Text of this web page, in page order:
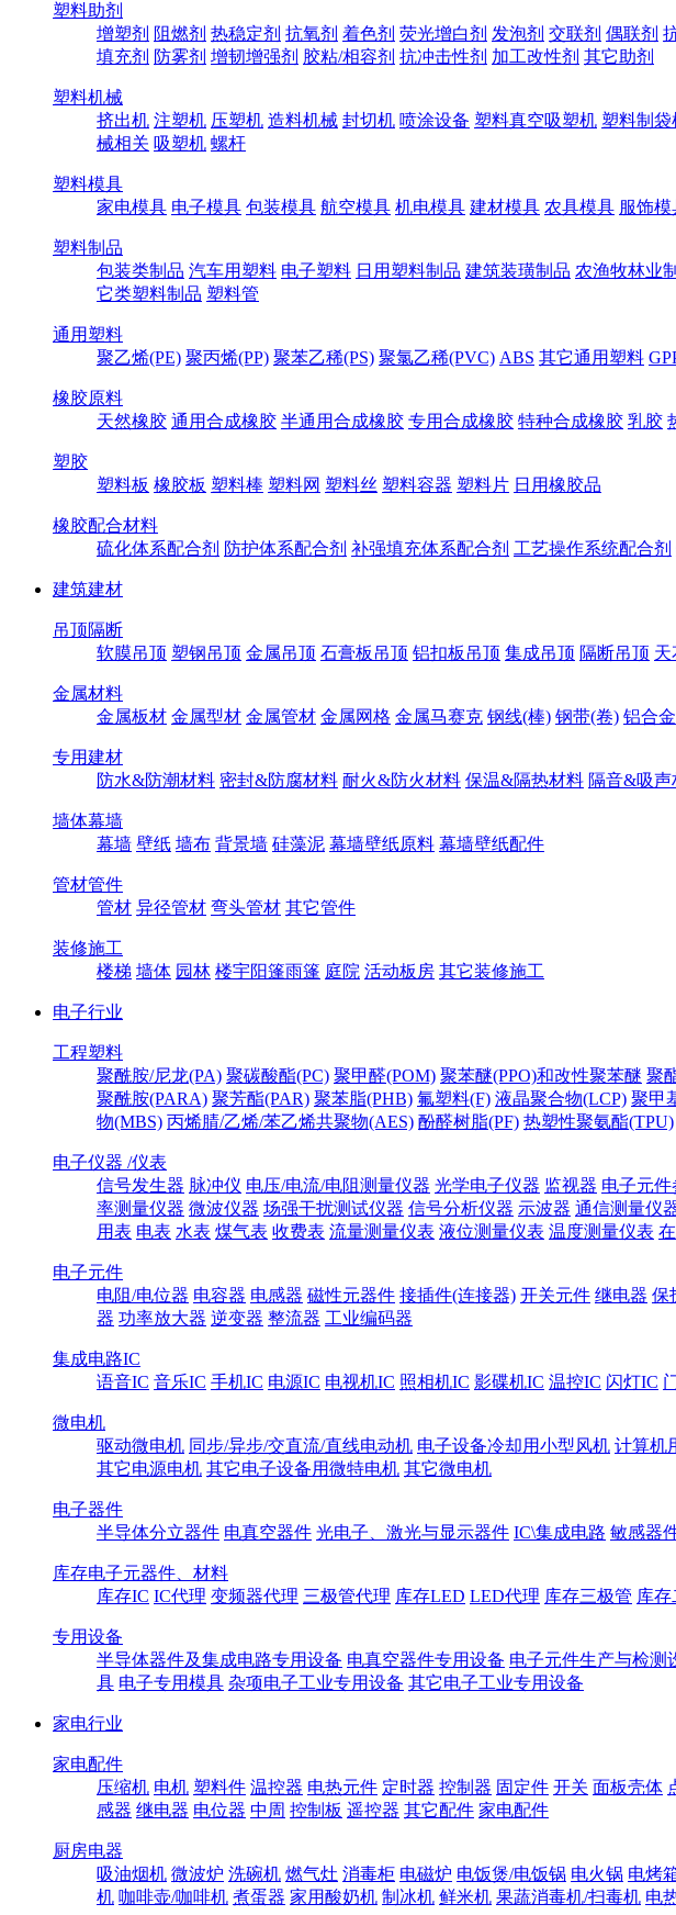
塑料助剂
增塑剂 阻燃剂 热稳定剂 抗氧剂 着色剂 荧光增白剂 发泡剂 交联剂 偶联剂
填充剂 防雾剂 增韧增强剂 胶粘/相容剂 抗冲击性剂 加工改性剂 其它助剂
塑料机械
挤出机 注塑机 压塑机 造料机械 封切机 喷涂设备 塑料真空吸塑机 塑料制袋
械相关 吸塑机 螺杆
塑料模具
家电模具 电子模具 包装模具 航空模具 机电模具 建材模具 农具模具 服饰模
塑料制品
包装类制品 汽车用塑料 电子塑料 日用塑料制品 建筑装璜制品 农渔牧林业
它类塑料制品 塑料管
通用塑料
聚乙烯(PE) 聚丙烯(PP) 聚苯乙稀(PS) 聚氯乙稀(PVC) ABS 其它通用塑料
橡胶原料
天然橡胶 通用合成橡胶 半通用合成橡胶 专用合成橡胶 特种合成橡胶 乳胶
塑胶
塑料板 橡胶板 塑料棒 塑料网 塑料丝 塑料容器 塑料片 日用橡胶品
橡胶配合材料
硫化体系配合剂 防护体系配合剂 补强填充体系配合剂 工艺操作系统配合剂
建筑建材
吊顶隔断
软膜吊顶 塑钢吊顶 金属吊顶 石膏板吊顶 铝扣板吊顶 集成吊顶 隔断吊顶 天
金属材料
金属板材 金属型材 金属管材 金属网格 金属马赛克 钢线(棒) 钢带(卷) 铝合金
专用建材
防水&防潮材料 密封&防腐材料 耐火&防火材料 保温&隔热材料 隔音&吸声
墙体幕墙
幕墙 壁纸 墙布 背景墙 硅藻泥 幕墙壁纸原料 幕墙壁纸配件
管材管件
管材 异径管材 弯头管材 其它管件
装修施工
楼梯 墙体 园林 楼宇阳篷雨篷 庭院 活动板房 其它装修施工
电子行业
工程塑料
聚酰胺/尼龙(PA) 聚碳酸酯(PC) 聚甲醛(POM) 聚苯醚(PPO)和改性聚苯醚 聚
聚酰胺(PARA) 聚芳酯(PAR) 聚苯脂(PHB) 氟塑料(F) 液晶聚合物(LCP) 聚甲
物(MBS) 丙烯腈/乙烯/苯乙烯共聚物(AES) 酚醛树脂(PF) 热塑性聚氨酯(TPU)
电子仪器 /仪表
信号发生器 脉冲仪 电压/电流/电阻测量仪器 光学电子仪器 监视器 电子元
率测量仪器 微波仪器 场强干扰测试仪器 信号分析仪器 示波器 通信测量仪
用表 电表 水表 煤气表 收费表 流量测量仪表 液位测量仪表 温度测量仪表
电子元件
电阻/电位器 电容器 电感器 磁性元器件 接插件(连接器) 开关元件 继电器 保
器 功率放大器 逆变器 整流器 工业编码器
集成电路IC
语音IC 音乐IC 手机IC 电源IC 电视机IC 照相机IC 影碟机IC 温控IC 闪灯IC
微电机
驱动微电机 同步/异步/交直流/直线电动机 电子设备冷却用小型风机 计算机
其它电源电机 其它电子设备用微特电机 其它微电机
电子器件
半导体分立器件 电真空器件 光电子、激光与显示器件 IC\集成电路 敏感器
库存电子元器件、材料
库存IC IC代理 变频器代理 三极管代理 库存LED LED代理 库存三极管 库存
专用设备
半导体器件及集成电路专用设备 电真空器件专用设备 电子元件生产与检测
具 电子专用模具 杂项电子工业专用设备 其它电子工业专用设备
家电行业
家电配件
压缩机 电机 塑料件 温控器 电热元件 定时器 控制器 固定件 开关 面板壳体
感器 继电器 电位器 中周 控制板 遥控器 其它配件 家电配件
厨房电器
吸油烟机 微波炉 洗碗机 燃气灶 消毒柜 电磁炉 电饭煲/电饭锅 电火锅 电烤
机 咖啡壶/咖啡机 煮蛋器 家用酸奶机 制冰机 鲜米机 果蔬消毒机/扫毒机 电